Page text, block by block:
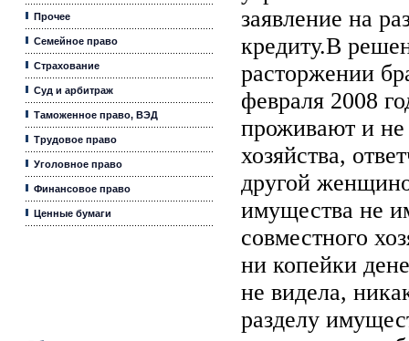
Прочее
Семейное право
Страхование
Суд и арбитраж
Таможенное право, ВЭД
Трудовое право
Уголовное право
Финансовое право
Ценные бумаги
заявление на
кредиту.В
расторжении
февраля 2008
проживают и не
хозяйства,
другой
имущества не
совместного
ни копейки
не видела,
разделу